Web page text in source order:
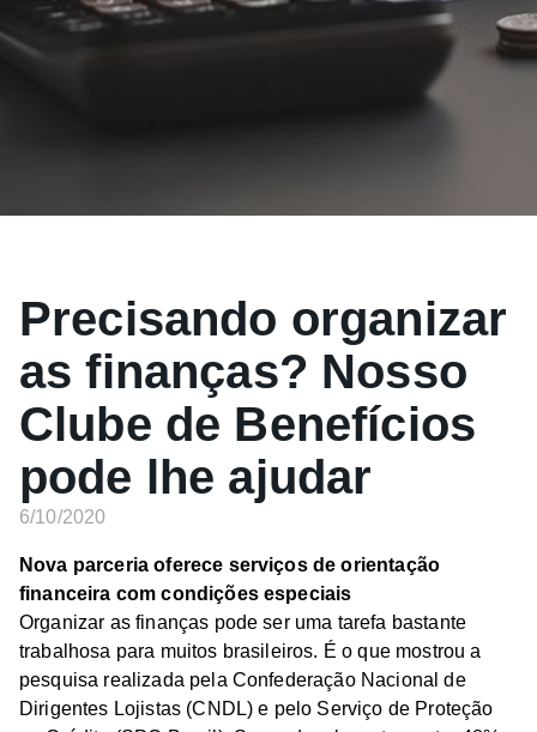
Precisando organizar
as finanças? Nosso
Clube de Benefícios
pode lhe ajudar
6/10/2020
Nova parceria oferece serviços de orientação
financeira com condições especiais
Organizar as finanças pode ser uma tarefa bastante
trabalhosa para muitos brasileiros. É o que mostrou a
pesquisa realizada pela Confederação Nacional de
Dirigentes Lojistas (CNDL) e pelo Serviço de Proteção